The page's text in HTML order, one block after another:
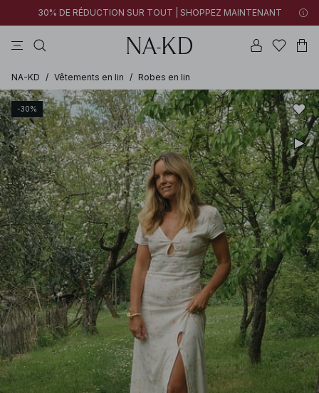
30% DE RÉDUCTION SUR TOUT | SHOPPEZ MAINTENANT
NA-KD / Vêtements en lin / Robes en lin
-30%